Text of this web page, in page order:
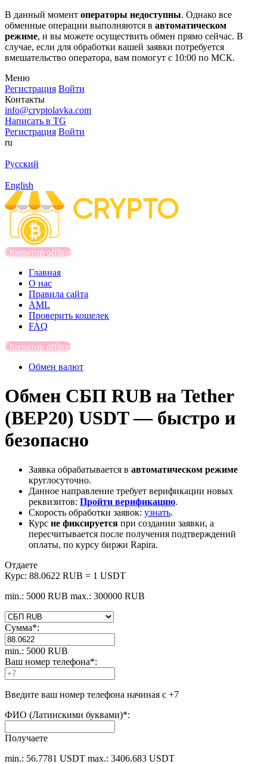
В данный момент операторы недоступны. Однако все
обменные операции выполняются в автоматическом
режиме, и вы можете осуществить обмен прямо сейчас. В
случае, если для обработки вашей заявки потребуется
вмешательство оператора, вам помогут с 10:00 по МСК.
Меню
Регистрация Войти
Контакты
info@cryptolavka.com
Написать в TG
Регистрация Войти
ru
Русский
English
Оператор offline
Главная
О нас
Правила сайта
AML
Проверить кошелек
FAQ
Оператор offline
Обмен валют
Обмен СБП RUB на Tether
(BEP20) USDT — быстро и
безопасно
Заявка обрабатывается в автоматическом режиме
круглосуточно.
Данное направление требует верификации новых
реквизитов: Пройти верификацию.
Скорость обработки заявок: узнать.
Курс не фиксируется при создании заявки, а
пересчитывается после получения подтверждений
оплаты, по курсу биржи Rapira.
Отдаете
Курс: 88.0622 RUB = 1 USDT
min.: 5000 RUB max.: 300000 RUB
Сумма*:
min.: 5000 RUB
Ваш номер телефона*:
Введите ваш номер телефона начиная с +7
ФИО (Латинскими буквами)*:
Получаете
min.: 56.7781 USDT max.: 3406.683 USDT